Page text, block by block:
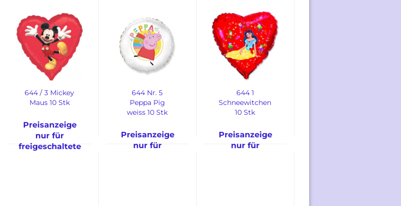
644 / 3 Mickey
Maus 10 Stk
Preisanzeige
nur für
freigeschaltete
644 Nr. 5
Peppa Pig
weiss 10 Stk
Preisanzeige
nur für
644 1
Schneewitchen
10 Stk
Preisanzeige
nur für